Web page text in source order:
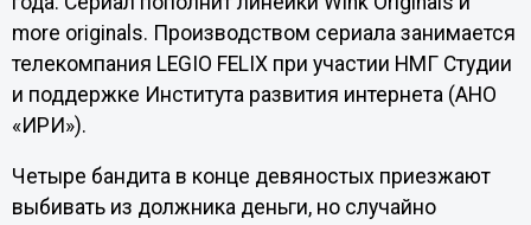
more originals. Производством сериала занимается
телекомпания LEGIO FELIX при участии НМГ Студии
и поддержке Института развития интернета (АНО
«‎ИРИ»‎).
Четыре бандита в конце девяностых приезжают
выбивать из должника деньги, но случайно